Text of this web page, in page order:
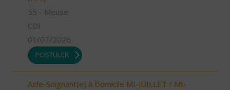
55 - Meuse
CDI
01/07/2026
POSTULER
Aide-Soignant(e) à Domicile MI-JUILLET / MI-